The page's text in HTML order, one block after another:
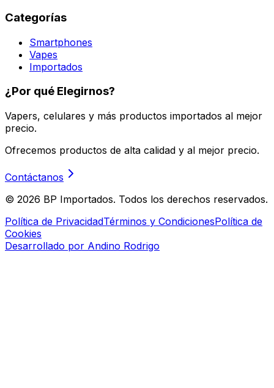
Categorías
Smartphones
Vapes
Importados
¿Por qué Elegirnos?
Vapers, celulares y más productos importados al mejor
precio.
Ofrecemos productos de alta calidad y al mejor precio.
Contáctanos
© 2026 BP Importados. Todos los derechos reservados.
Política de PrivacidadTérminos y CondicionesPolítica de
Cookies
Desarrollado por Andino Rodrigo